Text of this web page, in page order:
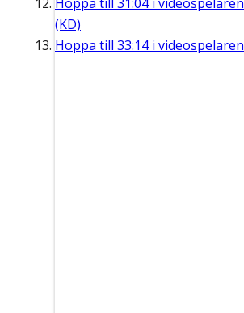
(KD)
Hoppa till 33:14i videospelaren